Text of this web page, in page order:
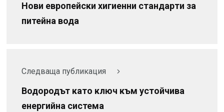
Нови европейски хигиенни стандарти за
питейна вода
Следваща публикация
Водородът като ключ към устойчива
енергийна система